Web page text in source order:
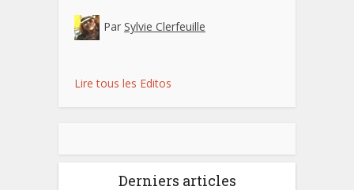
Par Sylvie Clerfeuille
Lire tous les Editos
Derniers articles